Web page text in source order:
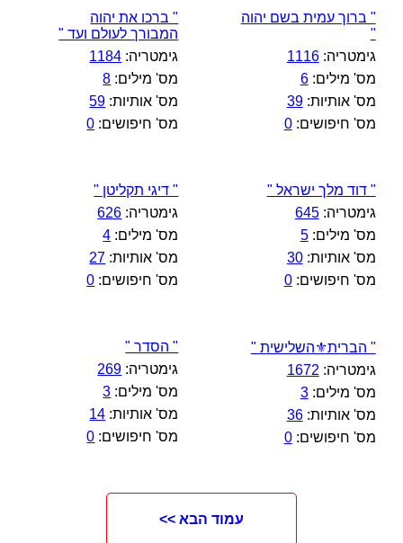
" ברוך עמית בשם יהוה
"
גימטריה:1116
מס' מילים:6
מס' אותיות:39
מס' חיפושים:0
" ברכו את יהוה
המבורך לעולם ועד "
גימטריה: 1184
מס' מילים: 8
מס' אותיות: 59
מס' חיפושים: 0
" דוד מלך ישראל "
גימטריה:645
מס' מילים:5
מס' אותיות:30
מס' חיפושים:0
" דיגי תקליטן "
גימטריה: 626
מס' מילים: 4
מס' אותיות: 27
מס' חיפושים: 0
" הברית⚜️השלישית "
גימטריה: 1672
מס' מילים:3
מס' אותיות:36
מס' חיפושים:0
" הסדר "
גימטריה: 269
מס' מילים: 3
מס' אותיות: 14
מס' חיפושים: 0
עמוד הבא >>